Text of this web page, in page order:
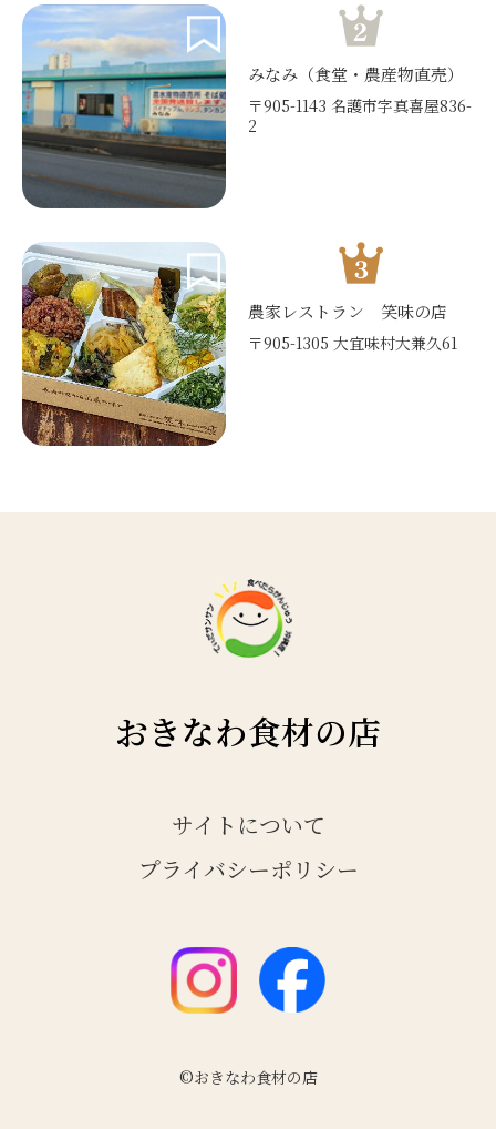
みなみ（食堂・農産物直売）
〒905-1143 名護市字真喜屋836-
2
農家レストラン 笑味の店
〒905-1305 大宜味村大兼久61
おきなわ食材の店
サイトについて
プライバシーポリシー
©おきなわ食材の店